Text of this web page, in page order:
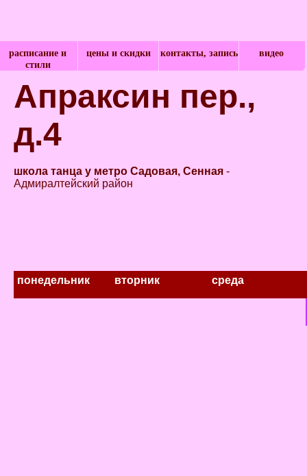
расписание и
стили
цены и скидки контакты, запись видео
Апраксин пер.,
д.4
школа танца у метро Садовая, Сенная -
Адмиралтейский район
понедельник вторник среда